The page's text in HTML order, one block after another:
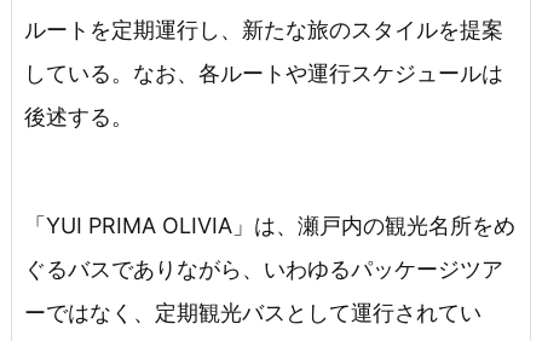
ルートを定期運行し、新たな旅のスタイルを提案
している。なお、各ルートや運行スケジュールは
後述する。
「YUI PRIMA OLIVIA」は、瀬戸内の観光名所をめ
ぐるバスでありながら、いわゆるパッケージツア
ーではなく、定期観光バスとして運行されてい